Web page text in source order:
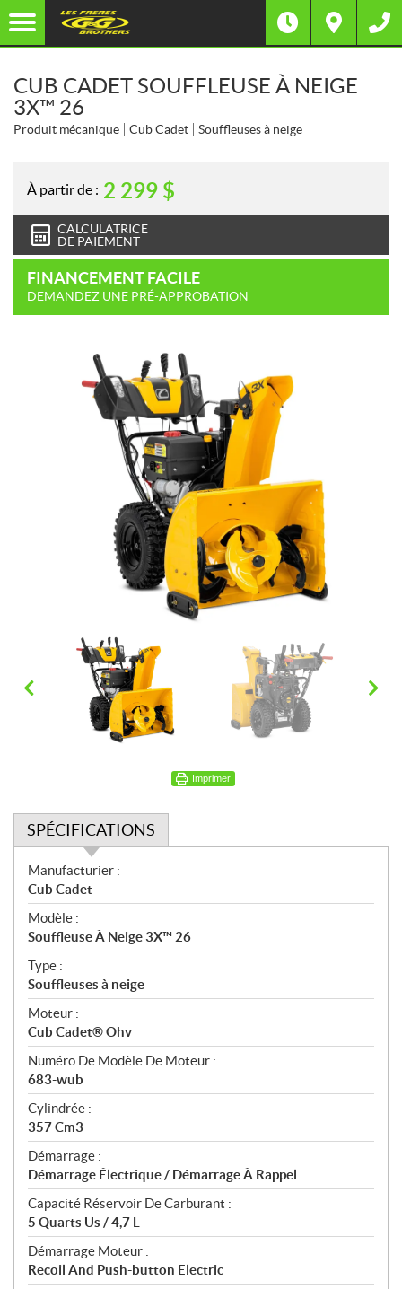
CUB CADET SOUFFLEUSE À NEIGE
3X™ 26
Produit mécanique Cub Cadet Souffleuses à neige
À partir de : 2 299 $
CALCULATRICE
DE PAIEMENT
FINANCEMENT FACILE
DEMANDEZ UNE PRÉ-APPROBATION
Imprimer
SPÉCIFICATIONS
S
p
é
c
i
f
i
c
a
t
i
o
n
s
Manufacturier :
Cub Cadet
Modèle :
Souffleuse À Neige 3X™ 26
Type :
Souffleuses à neige
Moteur :
Cub Cadet® Ohv
Numéro De Modèle De Moteur :
683-wub
Cylindrée :
357 Cm3
Démarrage :
Démarrage Électrique / Démarrage À Rappel
Capacité Réservoir De Carburant :
5 Quarts Us / 4,7 L
Démarrage Moteur :
Recoil And Push-button Electric